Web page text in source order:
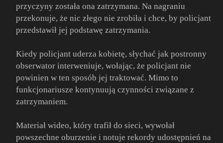
przyczyny została ona zatrzymana. Na nagraniu
przekonuje, że nic złego nie zrobiła i chce, by policjant
przedstawił jej podstawę zatrzymania.
Kiedy policjant uderza kobietę, słychać jak postronny
obserwator interweniuje, wołając, że policjant nie
powinien w ten sposób jej traktować. Mimo to
funkcjonariusze kontynuują czynności związane z
zatrzymaniem.
Materiał wideo, który trafił do sieci, wywołał
powszechne oburzenie i notuje rekordy udostępnień na